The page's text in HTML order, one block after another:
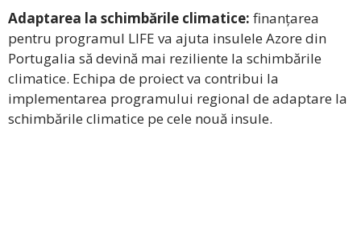
Adaptarea la schimbările climatice: finanțarea
pentru programul LIFE va ajuta insulele Azore din
Portugalia să devină mai reziliente la schimbările
climatice. Echipa de proiect va contribui la
implementarea programului regional de adaptare la
schimbările climatice pe cele nouă insule.